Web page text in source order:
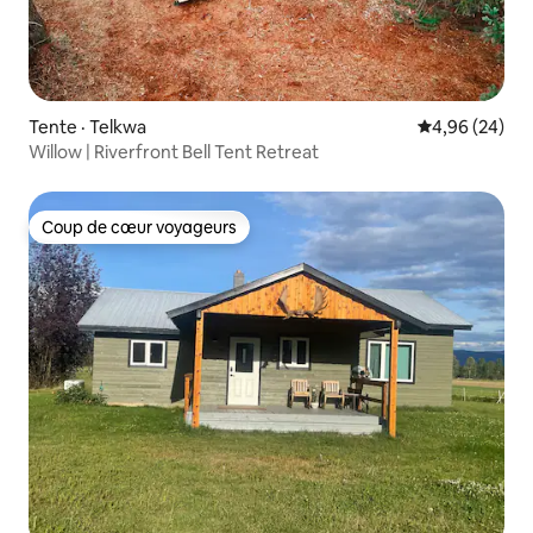
Tente · Telkwa Note
4,96 (24)
Willow | Riverfront Bell Tent Retreat
Coup de cœur voyageurs
Coup de cœur voyageurs